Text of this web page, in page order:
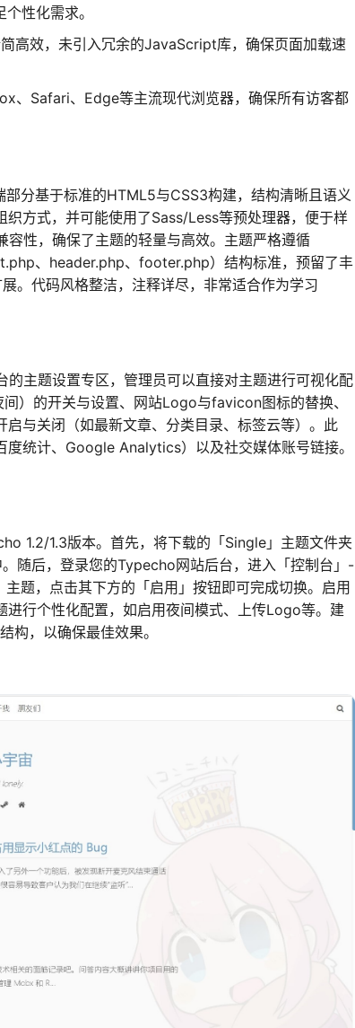
性化需求。
高效，未引入冗余的JavaScript库，确保页面加载速
、Safari、Edge等主流现代浏览器，确保所有访客都
分基于标准的HTML5与CSS3构建，结构清晰且语义
方式，并可能使用了Sass/Less等预处理器，便于样
性，确保了主题的轻量与高效。主题严格遵循
、header.php、footer.php）结构标准，预留了丰
。代码风格整洁，注释详尽，非常适合作为学习
主题设置专区，管理员可以直接对主题进行可视化配
）的开关与设置、网站Logo与favicon图标的替换、
与关闭（如最新文章、分类目录、标签云等）。此
统计、Google Analytics）以及社交媒体账号链接。
1.2/1.3版本。首先，将下载的「Single」主题文件夹
随后，登录您的Typecho网站后台，进入「控制台」-
题，点击其下方的「启用」按钮即可完成切换。启用
行个性化配置，如启用夜间模式、上传Logo等。建
构，以确保最佳效果。